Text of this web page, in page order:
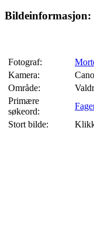
Bildeinformasjon:
Fotograf:
Kamera:
Område:
Primære
søkeord:
Stort bilde: